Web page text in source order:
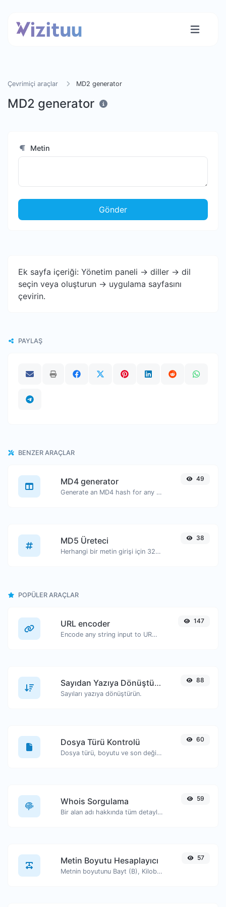
Çevrimiçi araçlar MD2 generator
MD2 generator
Metin
Gönder
Ek sayfa içeriği: Yönetim paneli -> diller -> dil
seçin veya oluşturun -> uygulama sayfasını
çevirin.
PAYLAŞ
BENZER ARAÇLAR
MD4 generator
Generate an MD4 hash for any string input.
49
MD5 Üreteci
Herhangi bir metin girişi için 32 karakter uzunluğunda MD5 hash üretin.
38
POPÜLER ARAÇLAR
URL encoder
Encode any string input to URL format.
147
Sayıdan Yazıya Dönüştürücü
Sayıları yazıya dönüştürün.
88
Dosya Türü Kontrolü
Dosya türü, boyutu ve son değiştirilme tarihi gibi bilgileri görüntüleyin.
60
Whois Sorgulama
Bir alan adı hakkında tüm detayları edinin.
59
Metin Boyutu Hesaplayıcı
Metnin boyutunu Bayt (B), Kilobayt (KB) veya Megabayt (MB) cinsinden alın.
57